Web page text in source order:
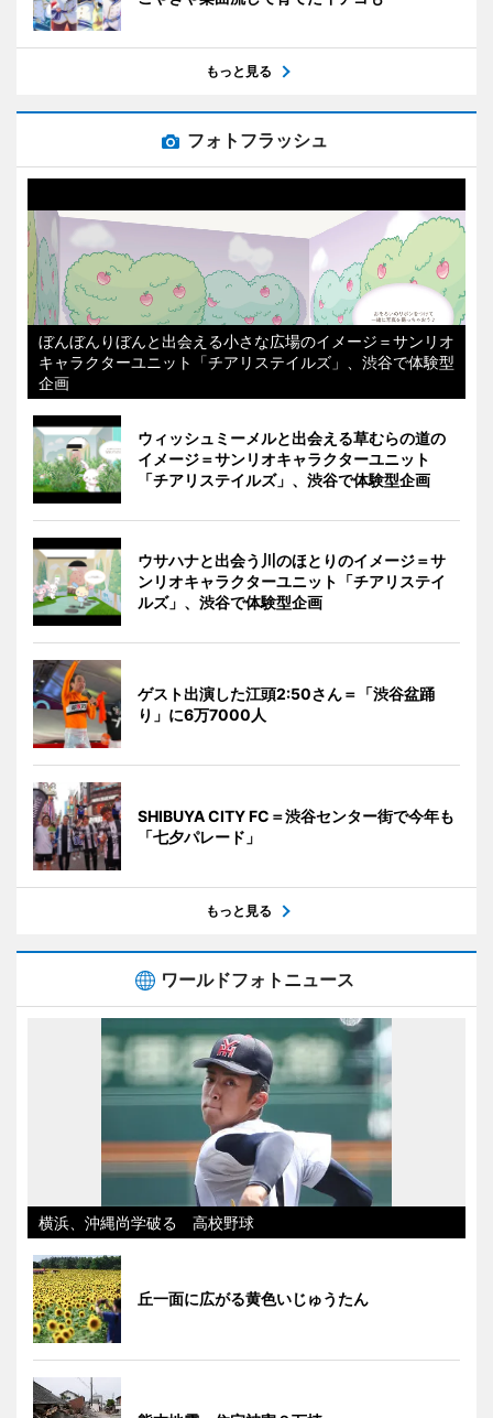
もっと見る
フォトフラッシュ
ぼんぼんりぼんと出会える小さな広場のイメージ＝サンリオ
キャラクターユニット「チアリステイルズ」、渋谷で体験型
企画
ウィッシュミーメルと出会える草むらの道の
イメージ＝サンリオキャラクターユニット
「チアリステイルズ」、渋谷で体験型企画
ウサハナと出会う川のほとりのイメージ＝サ
ンリオキャラクターユニット「チアリステイ
ルズ」、渋谷で体験型企画
ゲスト出演した江頭2:50さん＝「渋谷盆踊
り」に6万7000人
SHIBUYA CITY FC＝渋谷センター街で今年も
「七夕パレード」
もっと見る
ワールドフォトニュース
横浜、沖縄尚学破る 高校野球
丘一面に広がる黄色いじゅうたん